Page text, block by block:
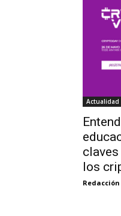
Actualidad
los